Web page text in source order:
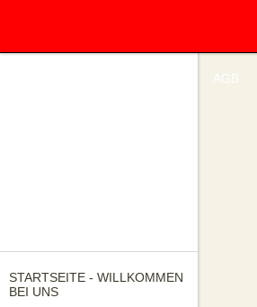
AGB
STARTSEITE - WILLKOMMEN
BEI UNS